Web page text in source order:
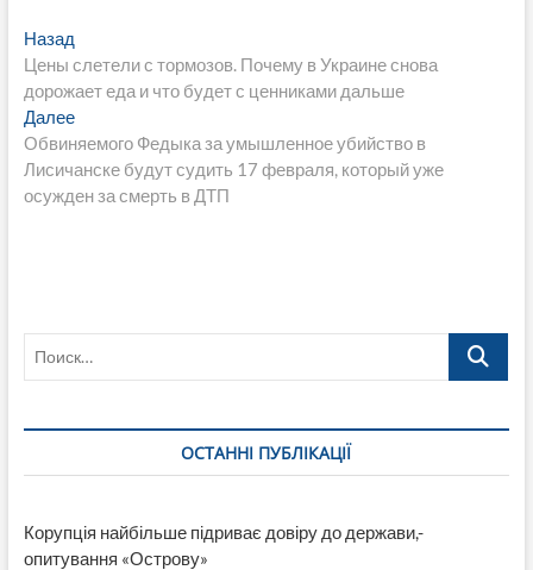
Навигация
по
записям
НазадПредыдущая
запись:
Цены слетели с тормозов. Почему в Украине снова
дорожает еда и что будет с ценниками дальше
ДалееСледующая
запись:
Обвиняемого Федыка за умышленное убийство в
Лисичанске будут судить 17 февраля, который уже
осужден за смерть в ДТП
Поиск…
ОСТАННІ ПУБЛІКАЦІЇ
Корупція найбільше підриває довіру до держави,-
опитування «Острову»